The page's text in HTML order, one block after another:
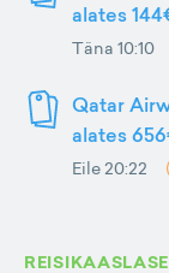
alates
Täna 10:10
Qatar
alates
Eile 20:22